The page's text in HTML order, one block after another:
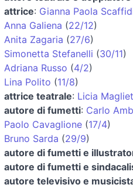
attrice: Gianna Paola
Anna Galiena (22/12)
Anita Zagaria (27/6)
Simonetta Stefanelli (30/11)
Adriana Russo (4/2)
Lina Polito (11/8)
attrice teatrale: Licia
autore di fumetti: Carlo
Paolo Cavaglione (17/4)
Bruno Sarda (29/9)
autore di fumetti e
autore di fumetti e
autore televisivo e